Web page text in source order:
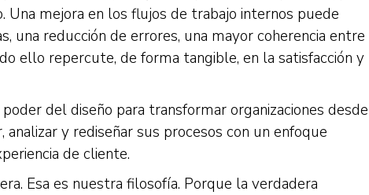
mejora en los flujos de trabajo internos puede
una reducción de errores, una mayor coherencia entre
ello repercute, de forma tangible, en la satisfacción y
del diseño para transformar organizaciones desde
y rediseñar sus procesos con un enfoque
de cliente.
Esa es nuestra filosofía. Porque la verdadera